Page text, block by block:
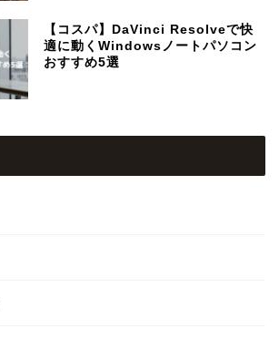
【コスパ】DaVinci Resolveで快
適に動くWindowsノートパソコン
おすすめ5選